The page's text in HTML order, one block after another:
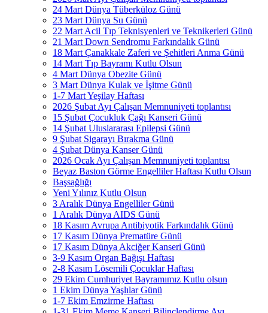
24 Mart Dünya Tüberküloz Günü
23 Mart Dünya Su Günü
22 Mart Acil Tıp Teknisyenleri ve Teknikerleri Günü
21 Mart Down Sendromu Farkındalık Günü
18 Mart Çanakkale Zaferi ve Şehitleri Anma Günü
14 Mart Tıp Bayramı Kutlu Olsun
4 Mart Dünya Obezite Günü
3 Mart Dünya Kulak ve İşitme Günü
1-7 Mart Yeşilay Haftası
2026 Şubat Ayı Çalışan Memnuniyeti toplantısı
15 Şubat Çocukluk Çağı Kanseri Günü
14 Şubat Uluslararası Epilepsi Günü
9 Şubat Sigarayı Bırakma Günü
4 Şubat Dünya Kanser Günü
2026 Ocak Ayı Çalışan Memnuniyeti toplantısı
Beyaz Baston Görme Engelliler Haftası Kutlu Olsun
Başsağlığı
Yeni Yılınız Kutlu Olsun
3 Aralık Dünya Engelliler Günü
1 Aralık Dünya AIDS Günü
18 Kasım Avrupa Antibiyotik Farkındalık Günü
17 Kasım Dünya Prematüre Günü
17 Kasım Dünya Akciğer Kanseri Günü
3-9 Kasım Organ Bağışı Haftası
2-8 Kasım Lösemili Çocuklar Haftası
29 Ekim Cumhuriyet Bayramımız Kutlu olsun
1 Ekim Dünya Yaşlılar Günü
1-7 Ekim Emzirme Haftası